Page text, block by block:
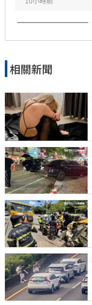
相關新聞